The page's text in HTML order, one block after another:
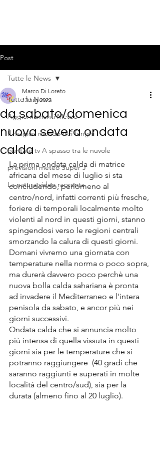
Post
Tutte le News
Aggiornamenti Meteo
Il magico mondo dei funghi
puntate tv A spasso tra le nuvole
previsioni meteo Super J
La natura video racconta
Tutte le News
da sabato/domenica
nuova severa ondata
calda
Marco Di Loreto
13 lug 2023
La prima ondata calda di matrice
africana del mese di luglio si sta
concludendo, perlomeno al
centro/nord, infatti correnti più fresche,
foriere di temporali localmente molto
violenti al nord in questi giorni, stanno
spingendosi verso le regioni centrali
smorzando la calura di questi giorni.
Domani vivremo una giornata con
temperature nella norma o poco sopra,
ma durerà davvero poco perchè una
nuova bolla calda sahariana è pronta
ad invadere il Mediterraneo e l'intera
penisola da sabato, e ancor più nei
giorni successivi.
Ondata calda che si annuncia molto
più intensa di quella vissuta in questi
giorni sia per le temperature che si
potranno raggiungere  (40 gradi che
saranno raggiunti e superati in molte
località del centro/sud), sia per la
durata (almeno fino al 20 luglio).